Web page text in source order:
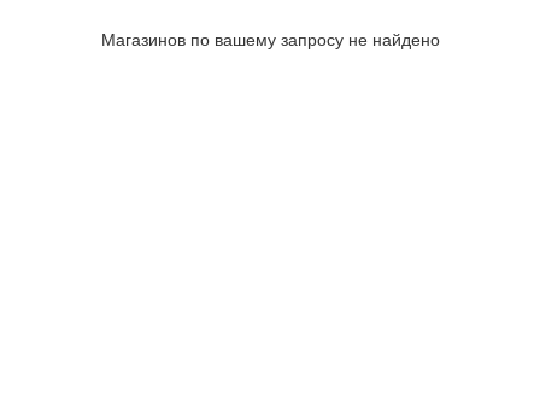
Магазинов по вашему запросу не найдено